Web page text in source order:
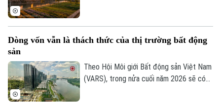
Tây Thăng Long với quy mô vốn 2 tỷ USD,
cung phân khúc cao cấp tại khu vực.
Dòng vốn vẫn là thách thức của thị trường bất động
sản
Theo Hội Môi giới Bất động sản Việt Nam
(VARS), trong nửa cuối năm 2026 sẽ có